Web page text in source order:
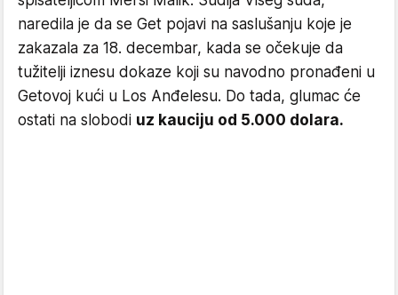
naredila je da se Get pojavi na saslušanju koje je
zakazala za 18. decembar, kada se očekuje da
tužitelji iznesu dokaze koji su navodno pronađeni u
Getovoj kući u Los Anđelesu. Do tada, glumac će
ostati na slobodi uz kauciju od 5.000 dolara.